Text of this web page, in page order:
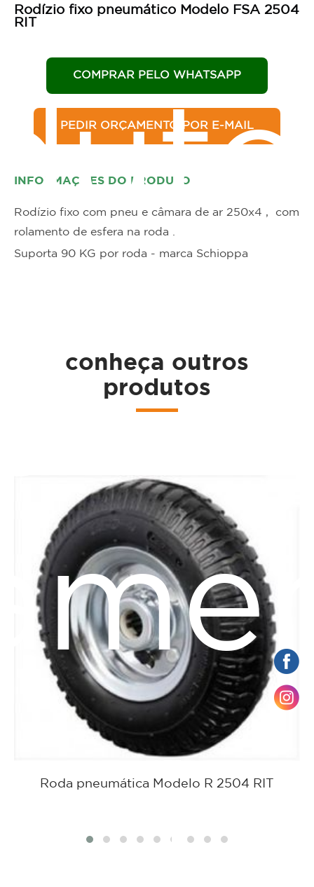
Rodízio fixo pneumático Modelo FSA 2504
RIT
COMPRAR PELO WHATSAPP
PEDIR ORÇAMENTO POR E-MAIL
INFORMAÇÕES DO PRODUTO
Rodízio fixo com pneu e câmara de ar 250x4 , com
rolamento de esfera na roda .
Suporta 90 KG por roda - marca Schioppa
conheça outros
produtos
Roda pneumática Modelo R 2504 RIT